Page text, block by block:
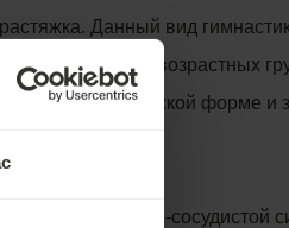
Данный вид
более молодых возрастных
хорошей физической форме и
сердечно-сосудистой